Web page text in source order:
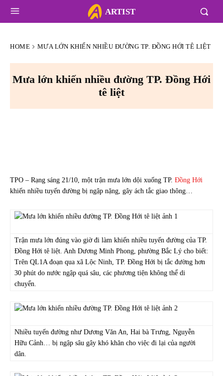
ARTIST
HOME MƯA LỚN KHIẾN NHIỀU ĐƯỜNG TP. ĐỒNG HỚI TÊ LIỆT
Mưa lớn khiến nhiều đường TP. Đồng Hới
tê liệt
TPO – Rạng sáng 21/10, một trận mưa lớn dội xuống TP. Đồng Hới
khiến nhiều tuyến đường bị ngập nặng, gây ách tắc giao thông…
Trận mưa lớn đúng vào giờ đi làm khiến nhiều tuyến đường của TP.
Đồng Hới tê liệt. Anh Dương Minh Phong, phường Bắc Lý cho biết:
Trên QL1A đoạn qua xã Lộc Ninh, TP. Đồng Hới bị tắc đường hơn
30 phút do nước ngập quá sâu, các phương tiện không thể di
chuyển.
Nhiều tuyến đường như Dương Văn An, Hai bà Trưng, Nguyễn
Hữu Cảnh… bị ngập sâu gây khó khăn cho việc đi lại của người
dân.